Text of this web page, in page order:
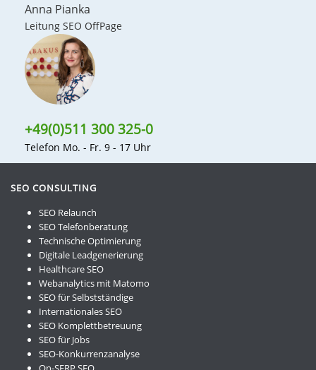
Anna Pianka
Leitung SEO OffPage
+49(0)511 300 325-0
Telefon Mo. - Fr. 9 - 17 Uhr
SEO CONSULTING
SEO Relaunch
SEO Telefonberatung
Technische Optimierung
Digitale Leadgenerierung
Healthcare SEO
Webanalytics mit Matomo
SEO für Selbstständige
Internationales SEO
SEO Komplettbetreuung
SEO für Jobs
SEO-Konkurrenzanalyse